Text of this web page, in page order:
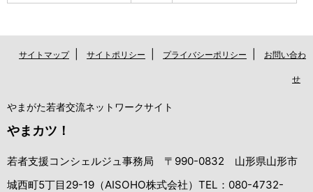
サイトマップ サイトポリシー プライバシーポリシー お問い合わ
せ
やまがた若者交流ネットワークサイト
やまカツ！
若者支援コンシェルジュ事務局 〒990-0832 山形県山形市
城西町5丁目29-19（AISOHO株式会社）TEL：080-4732-